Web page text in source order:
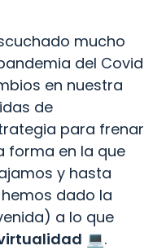
mucho
del Covid
en nuestra
de
para frenar
forma en la que
y hasta
dado la
a lo que
💻.